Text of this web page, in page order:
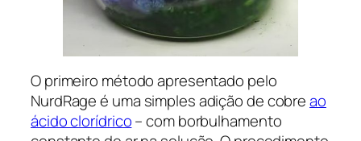
O primeiro método apresentado pelo
NurdRage é uma simples adição de cobreao
ácido clorídrico– com borbulhamento